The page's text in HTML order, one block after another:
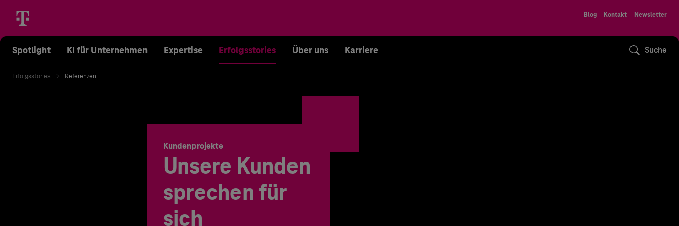
Blog Kontakt Newsletter
Spotlight KI für Unternehmen Expertise Erfolgsstories Über uns Karriere Suche
Erfolgsstories Referenzen
Kundenprojekte
Unsere Kunden
sprechen für
sich